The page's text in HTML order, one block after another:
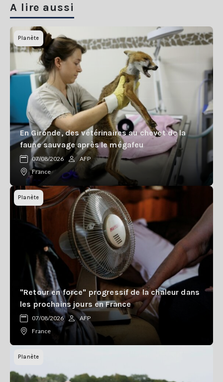
A lire aussi
Planète
En Gironde, des vétérinaires au chevet de la
faune sauvage après le mégafeu
07/08/2026
AFP
France
Planète
"Retour en force" progressif de la chaleur dans
les prochains jours en France
07/08/2026
AFP
France
Planète